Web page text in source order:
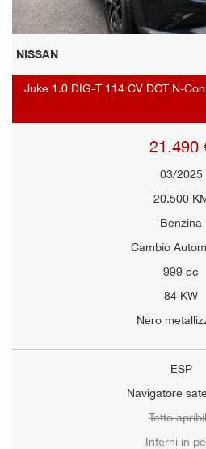
NISSAN
Juke 1.0 DIG-T 114 CV DCT N-
21.490
03/2025
20.500
Benzina
Cambio
999 cc
84 KW
Nero
ESP
Navigatore
Tetto
Interni in